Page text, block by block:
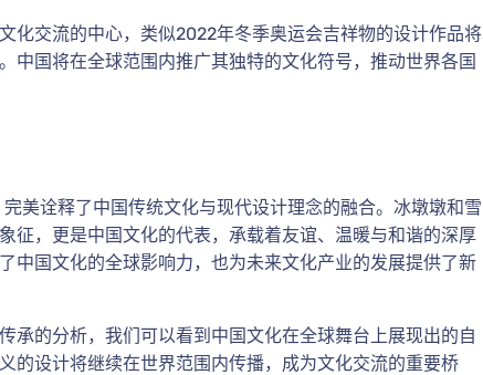
化交流的中心，类似2022年冬季奥运会吉祥物的设计作品将
中国将在全球范围内推广其独特的文化符号，推动世界各国
美诠释了中国传统文化与现代设计理念的融合。冰墩墩和雪
征，更是中国文化的代表，承载着友谊、温暖与和谐的深厚
中国文化的全球影响力，也为未来文化产业的发展提供了新
承的分析，我们可以看到中国文化在全球舞台上展现出的自
的设计将继续在世界范围内传播，成为文化交流的重要桥